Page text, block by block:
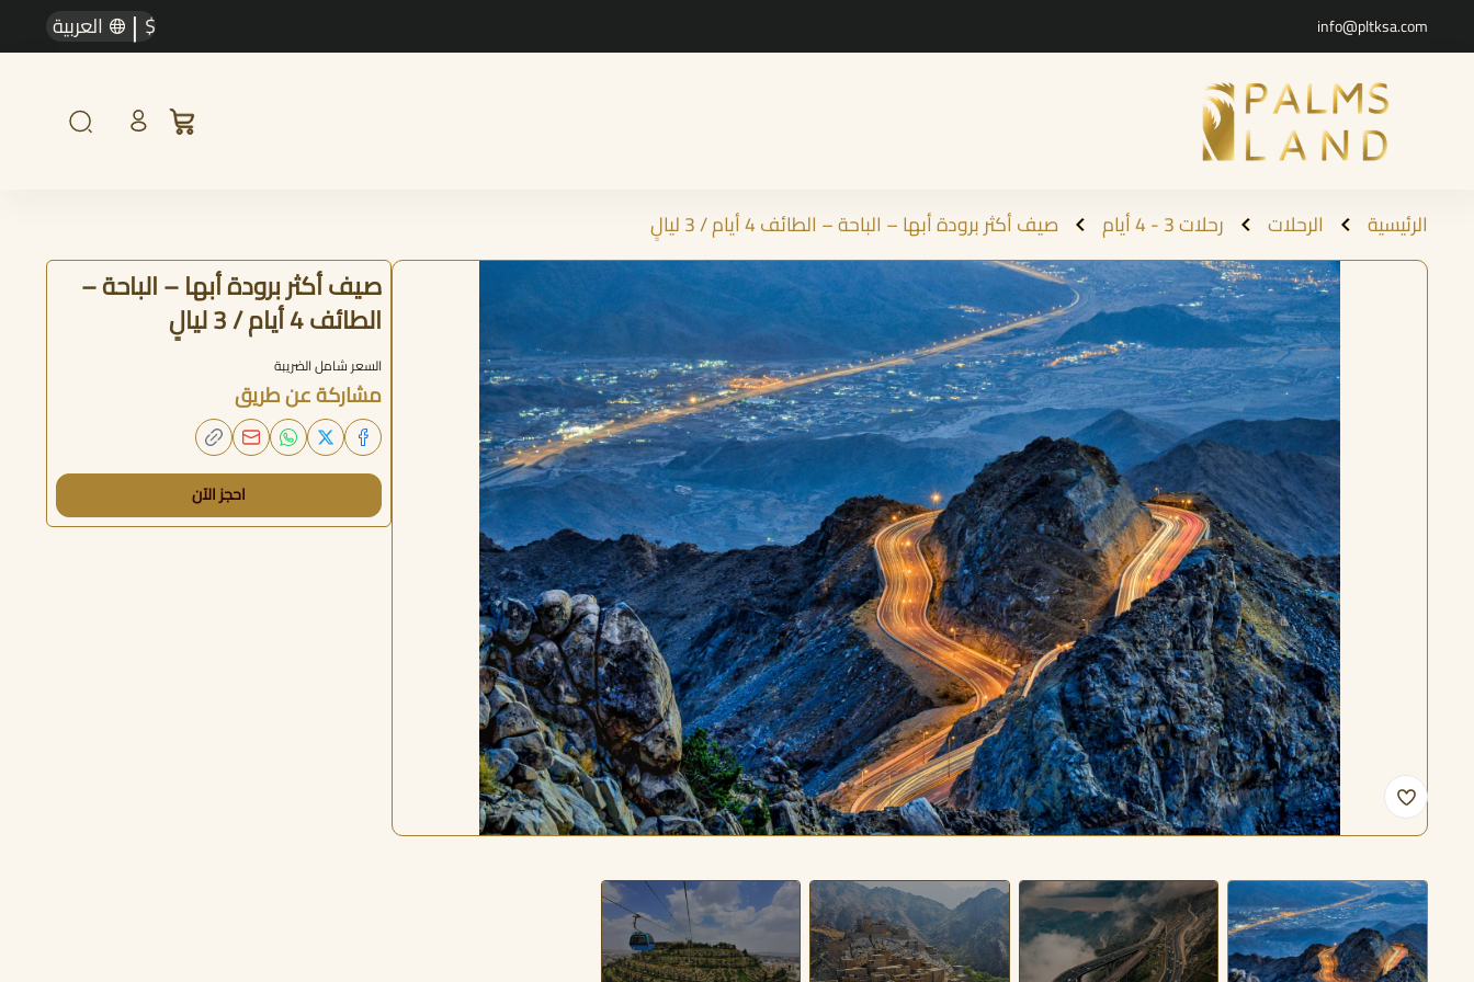
info@pltksa.com
$
| العربية
الرئيسية الرحلات رحلات 3 - 4 أيام صيف أكثر برودة أبها – الباحة – الطائف 4 أيام / 3 ليالٍ
صيف أكثر برودة أبها – الباحة –
الطائف 4 أيام / 3 ليالٍ
السعر شامل الضريبة
مشاركة عن طريق
احجز الآن